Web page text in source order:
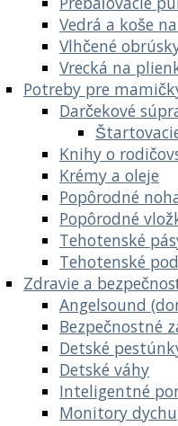
Vedrá a koše
Vlhčené
Vrecká na
Potreby pre
Darčekové
Knihy o
Krémy a oleje
Popôrodné
Popôrodné
Tehotenské
Tehotenské
Zdravie a
Angelsound
Bezpečnostné
Detské
Detské váhy
Inteligentné
Monitory dychu